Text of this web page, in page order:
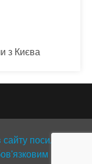
з Києва
посилання